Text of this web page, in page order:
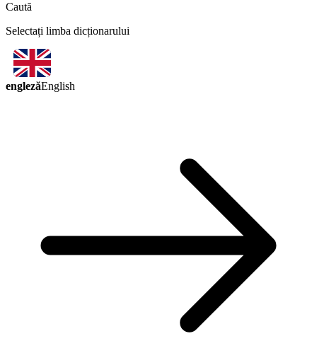
Caută
Selectați limba dicționarului
englezăEnglish